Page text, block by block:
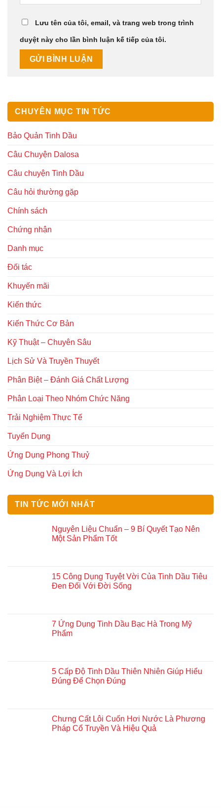
Lưu tên của tôi, email, và trang web trong trình
duyệt này cho lần bình luận kế tiếp của tôi.
CHUYÊN MỤC TIN TỨC
Bảo Quản Tinh Dầu
Câu Chuyện Dalosa
Câu chuyện Tinh Dầu
Câu hỏi thường gặp
Chính sách
Chứng nhận
Danh mục
Đối tác
Khuyến mãi
Kiến thức
Kiến Thức Cơ Bản
Kỹ Thuật – Chuyên Sâu
Lịch Sử Và Truyền Thuyết
Phân Biệt – Đánh Giá Chất Lượng
Phân Loại Theo Nhóm Chức Năng
Trải Nghiệm Thực Tế
Tuyển Dụng
Ứng Dụng Phong Thuỷ
Ứng Dụng Và Lợi Ích
TIN TỨC MỚI NHẤT
Nguyên Liệu Chuẩn – 9 Bí Quyết Tạo Nên
Một Sản Phẩm Tốt
15 Công Dụng Tuyệt Vời Của Tinh Dầu Tiêu
Đen Đối Với Đời Sống
7 Ứng Dụng Tinh Dầu Bạc Hà Trong Mỹ
Phẩm
5 Cấp Độ Tinh Dầu Thiên Nhiên Giúp Hiểu
Đúng Để Chọn Đúng
Chưng Cất Lôi Cuốn Hơi Nước Là Phương
Pháp Cổ Truyền Và Hiệu Quả